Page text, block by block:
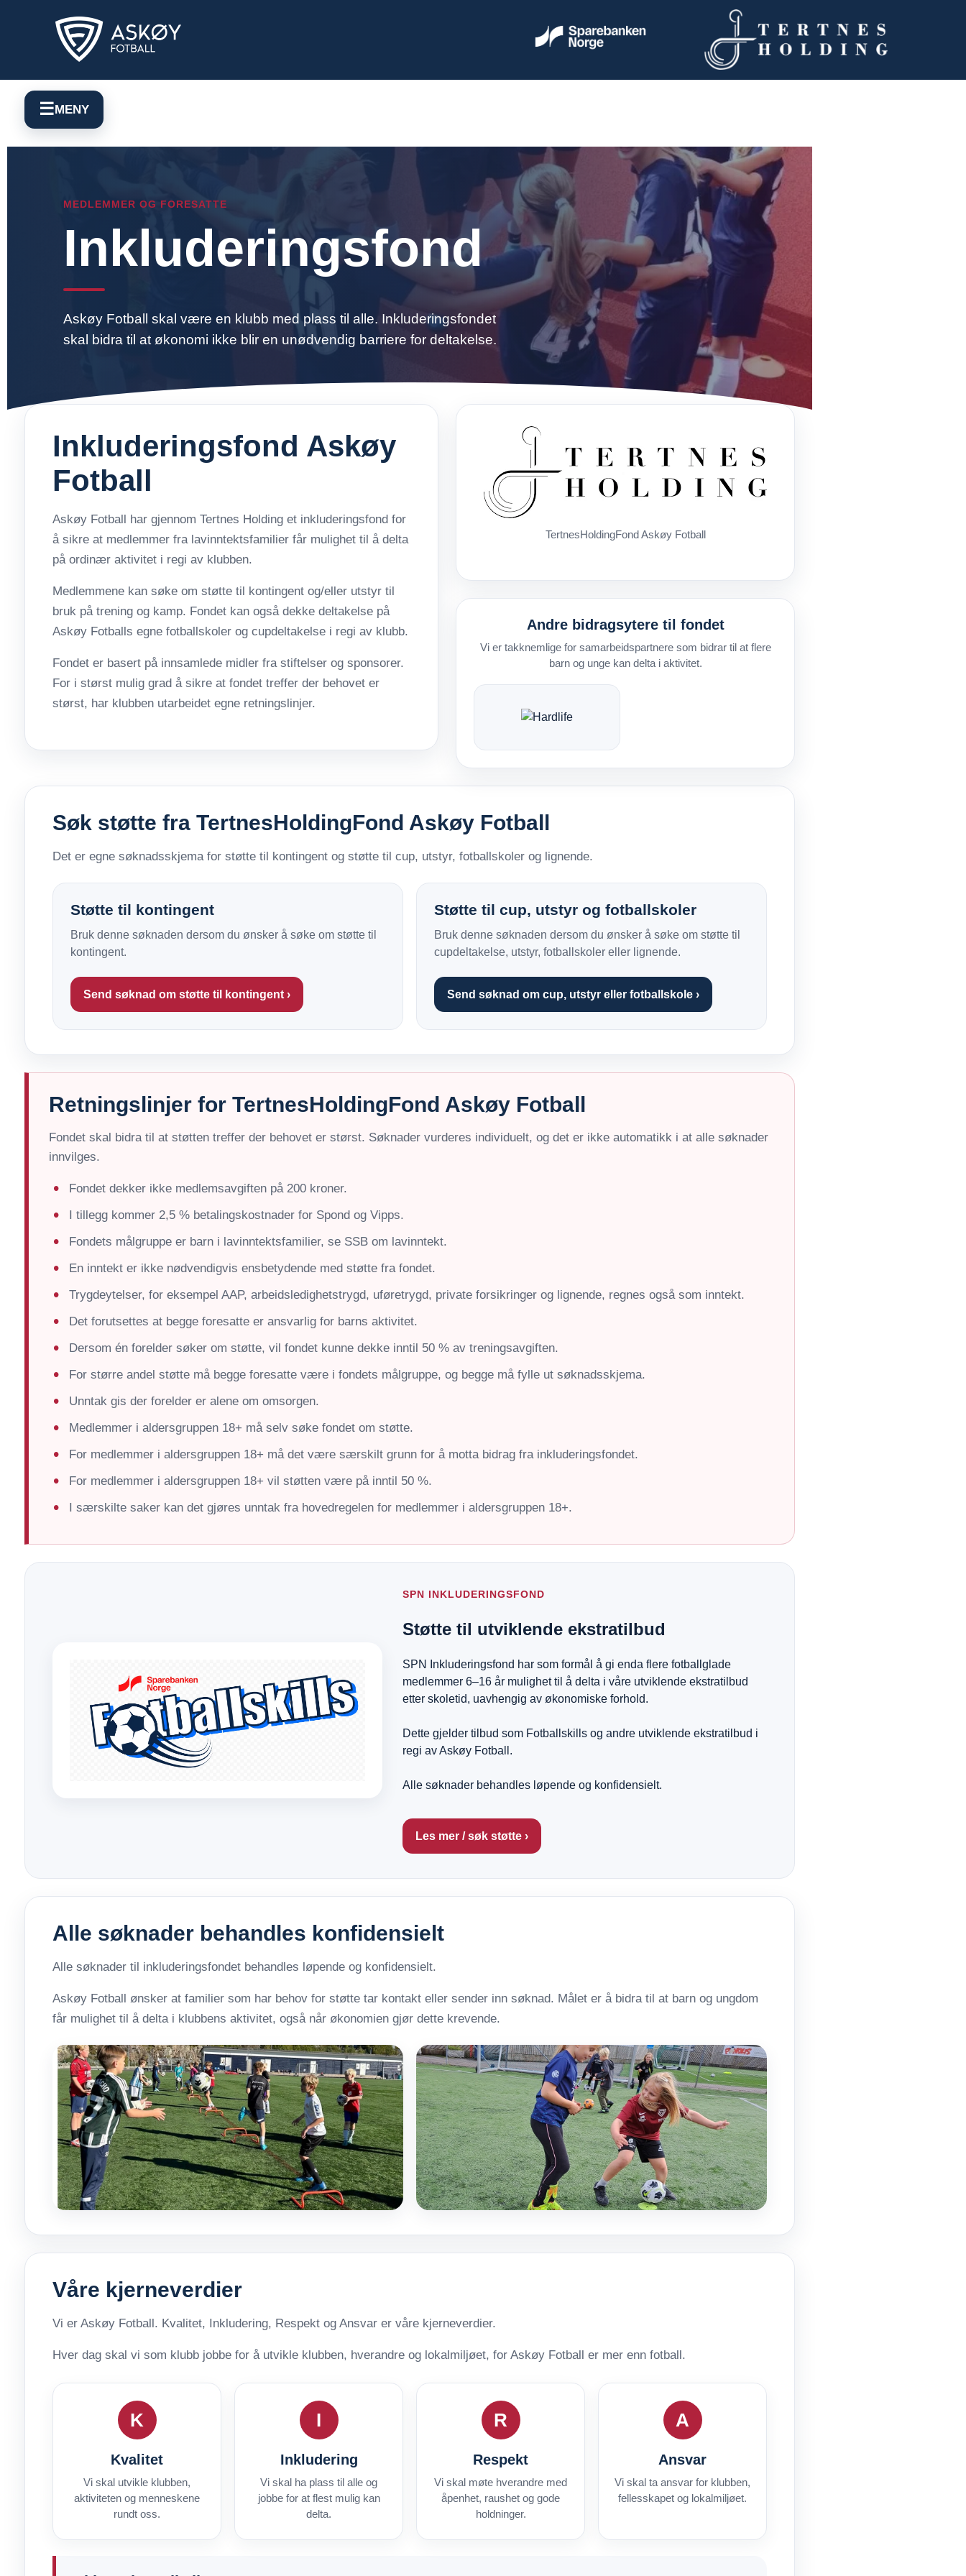
☰MENY
MEDLEMMER OG FORESATTE
Inkluderingsfond
Askøy Fotball skal være en klubb med plass til alle. Inkluderingsfondet
skal bidra til at økonomi ikke blir en unødvendig barriere for deltakelse.
Inkluderingsfond Askøy
Fotball
Askøy Fotball har gjennom Tertnes Holding et inkluderingsfond for
å sikre at medlemmer fra lavinntektsfamilier får mulighet til å delta
på ordinær aktivitet i regi av klubben.
Medlemmene kan søke om støtte til kontingent og/eller utstyr til
bruk på trening og kamp. Fondet kan også dekke deltakelse på
Askøy Fotballs egne fotballskoler og cupdeltakelse i regi av klubb.
Fondet er basert på innsamlede midler fra stiftelser og sponsorer.
For i størst mulig grad å sikre at fondet treffer der behovet er
størst, har klubben utarbeidet egne retningslinjer.
TertnesHoldingFond Askøy Fotball
Andre bidragsytere til fondet
Vi er takknemlige for samarbeidspartnere som bidrar til at flere
barn og unge kan delta i aktivitet.
Søk støtte fra TertnesHoldingFond Askøy Fotball
Det er egne søknadsskjema for støtte til kontingent og støtte til cup, utstyr, fotballskoler og lignende.
Støtte til kontingent
Bruk denne søknaden dersom du ønsker å søke om støtte til
kontingent.
Send søknad om støtte til kontingent ›
Støtte til cup, utstyr og fotballskoler
Bruk denne søknaden dersom du ønsker å søke om støtte til
cupdeltakelse, utstyr, fotballskoler eller lignende.
Send søknad om cup, utstyr eller fotballskole ›
Retningslinjer for TertnesHoldingFond Askøy Fotball
Fondet skal bidra til at støtten treffer der behovet er størst. Søknader vurderes individuelt, og det er ikke automatikk i at alle søknader
innvilges.
Fondet dekker ikke medlemsavgiften på 200 kroner.
I tillegg kommer 2,5 % betalingskostnader for Spond og Vipps.
Fondets målgruppe er barn i lavinntektsfamilier, se SSB om lavinntekt.
En inntekt er ikke nødvendigvis ensbetydende med støtte fra fondet.
Trygdeytelser, for eksempel AAP, arbeidsledighetstrygd, uføretrygd, private forsikringer og lignende, regnes også som inntekt.
Det forutsettes at begge foresatte er ansvarlig for barns aktivitet.
Dersom én forelder søker om støtte, vil fondet kunne dekke inntil 50 % av treningsavgiften.
For større andel støtte må begge foresatte være i fondets målgruppe, og begge må fylle ut søknadsskjema.
Unntak gis der forelder er alene om omsorgen.
Medlemmer i aldersgruppen 18+ må selv søke fondet om støtte.
For medlemmer i aldersgruppen 18+ må det være særskilt grunn for å motta bidrag fra inkluderingsfondet.
For medlemmer i aldersgruppen 18+ vil støtten være på inntil 50 %.
I særskilte saker kan det gjøres unntak fra hovedregelen for medlemmer i aldersgruppen 18+.
SPN INKLUDERINGSFOND
Støtte til utviklende ekstratilbud
SPN Inkluderingsfond har som formål å gi enda flere fotballglade
medlemmer 6–16 år mulighet til å delta i våre utviklende ekstratilbud
etter skoletid, uavhengig av økonomiske forhold.
Dette gjelder tilbud som Fotballskills og andre utviklende ekstratilbud i
regi av Askøy Fotball.
Alle søknader behandles løpende og konfidensielt.
Les mer / søk støtte ›
Alle søknader behandles konfidensielt
Alle søknader til inkluderingsfondet behandles løpende og konfidensielt.
Askøy Fotball ønsker at familier som har behov for støtte tar kontakt eller sender inn søknad. Målet er å bidra til at barn og ungdom
får mulighet til å delta i klubbens aktivitet, også når økonomien gjør dette krevende.
Våre kjerneverdier
Vi er Askøy Fotball. Kvalitet, Inkludering, Respekt og Ansvar er våre kjerneverdier.
Hver dag skal vi som klubb jobbe for å utvikle klubben, hverandre og lokalmiljøet, for Askøy Fotball er mer enn fotball.
K
Kvalitet
Vi skal utvikle klubben,
aktiviteten og menneskene
rundt oss.
I
Inkludering
Vi skal ha plass til alle og
jobbe for at flest mulig kan
delta.
R
Respekt
Vi skal møte hverandre med
åpenhet, raushet og gode
holdninger.
A
Ansvar
Vi skal ta ansvar for klubben,
fellesskapet og lokalmiljøet.